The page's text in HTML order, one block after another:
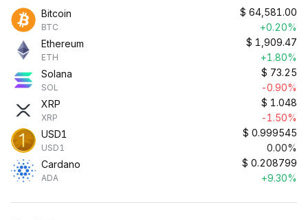
Bitcoin
BTC
$ 64,581.00
+0.20%
Ethereum
ETH
$ 1,909.47
+1.80%
Solana
SOL
$ 73.25
-0.90%
XRP
XRP
$ 1.048
-1.50%
USD1
USD1
$ 0.999545
0.00%
Cardano
ADA
$ 0.208799
+9.30%